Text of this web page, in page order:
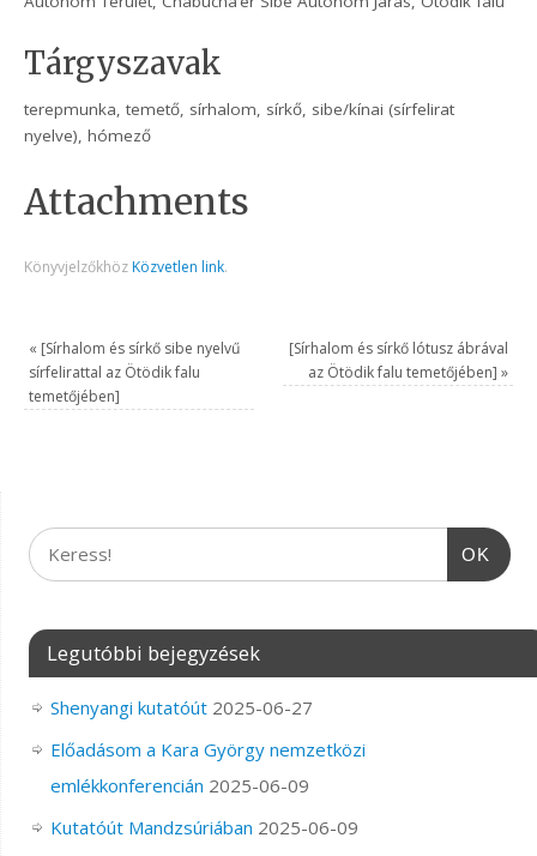
Tárgyszavak
terepmunka, temető, sírhalom, sírkő, sibe/kínai (sírfelirat
nyelve), hómező
Attachments
Könyvjelzőkhöz Közvetlen link.
« [Sírhalom és sírkő sibe nyelvű
sírfelirattal az Ötödik falu
temetőjében]
[Sírhalom és sírkő lótusz ábrával
az Ötödik falu temetőjében] »
OK
Legutóbbi bejegyzések
Shenyangi kutatóút 2025-06-27
Előadásom a Kara György nemzetközi
emlékkonferencián 2025-06-09
Kutatóút Mandzsúriában 2025-06-09